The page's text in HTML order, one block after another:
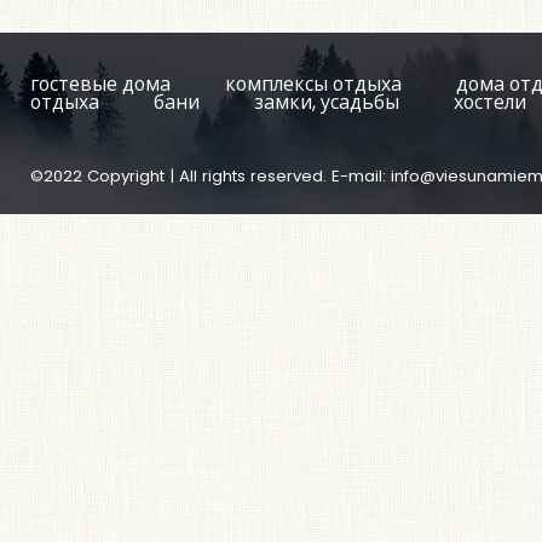
гостевые дома комплексы отдыха дома
отдыха бани замки, усадьбы хостели
©2022 Copyright | All rights reserved. E-mail: